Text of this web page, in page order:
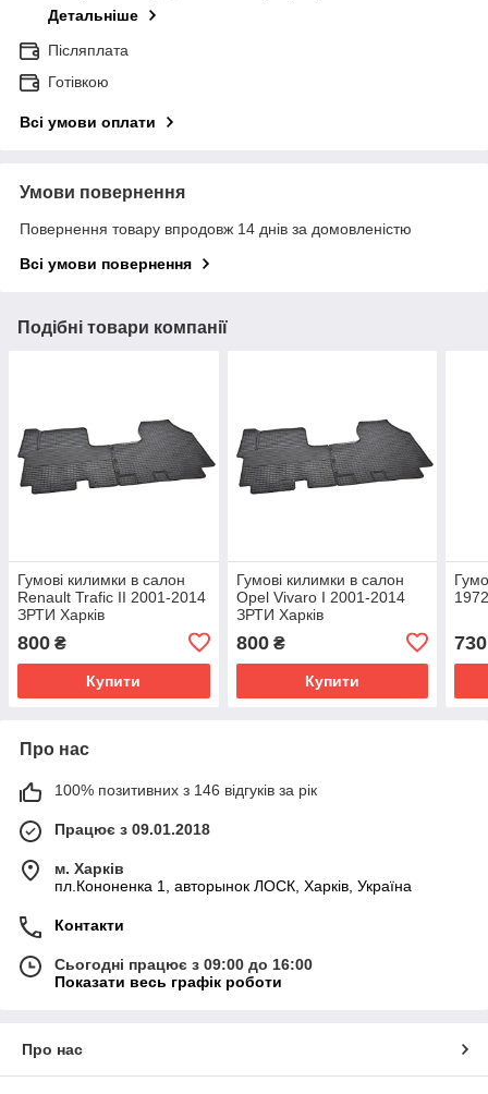
Детальніше
Післяплата
Готівкою
Всі умови оплати
Умови повернення
Повернення товару впродовж 14 днів за домовленістю
Всі умови повернення
Подібні товари компанії
Гумові килимки в салон
Renault Trafic II 2001-2014
ЗРТИ Харків
800 ₴
Купити
Гумові килимки в салон
Opel Vivaro I 2001-2014
ЗРТИ Харків
800₴
Купити
730
Про нас
100% позитивних з 146 відгуків за рік
Працює з 09.01.2018
м. Харків
пл.Кононенка 1, авторынок ЛОСК, Харків, Україна
Контакти
Сьогодні працює з 09:00 до 16:00
Показати весь графік роботи
Про нас